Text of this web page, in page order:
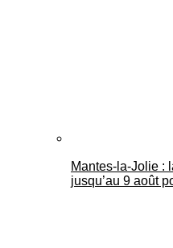
Mantes-la-Jolie :
jusqu’au 9 août